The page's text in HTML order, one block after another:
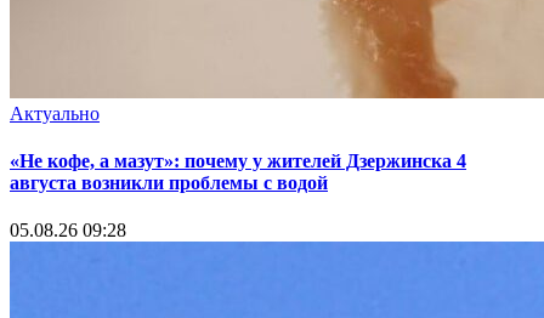
Актуально
«Не кофе, а мазут»: почему у жителей Дзержинска 4
августа возникли проблемы с водой
05.08.26 09:28